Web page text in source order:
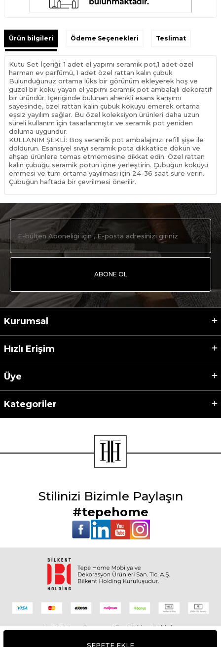
SEPETE EKLE
Ürün bilgileri Ödeme Seçenekleri Teslimat
Kutu Set İçeriği: 1 adet el yapımı seramik pot,1 adet özel
harman ev parfümü, 1 adet özel rattan kalın çubuk
Bulunduğunuz ortama lüks bir görünüm ekleyerek hoş ve
güzel bir koku yayan el yapımı seramik pot ambalajlı dekoratif
bir üründür. İçeriğinde bulunan ahenkli esans karışımı
sayesinde, özel rattan kalın çubuk kokuyu emerek ortama
eşsiz yayılım sağlar. Bu özel koleksiyon ürünleri daha uzun
süreli kullanım için tasarlanmıştır ve seramik pot yeniden
doluma uygundur.
KULLANIM ŞEKLİ: Boş seramik pot ambalajınızı refill şişe ile
doldurun. Esansiyel sıvıyı seramik pota dikkatlice dökün ve
ahşap ürünlere temas etmemesine dikkat edin. Özel rattan
kalın çubuğu seramik potun içine yerleştirin. Çubuğun kokuyu
emmesi ve tüm ortama yayılması için 24-36 saat süre verin.
Çubuğun haftada bir çevrilmesi önerilir.
ABONE OL
Kurumsal
Hızlı Erişim
Üye
Kategoriler
Stilinizi Bizimle Paylaşın
#tepehome
© 2019 tepehome - Tüm Hakları Saklıdır.